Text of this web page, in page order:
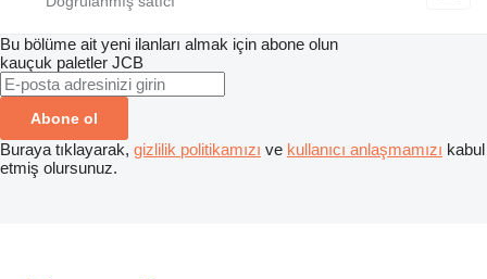
Bu bölüme ait yeni ilanları almak için abone olun
kauçuk paletler JCB
Abone ol
Buraya tıklayarak, gizlilik politikamızı ve kullanıcı anlaşmamızı kabul
etmiş olursunuz.